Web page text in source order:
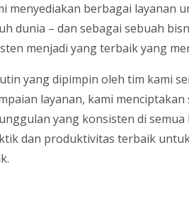
menyediakan berbagai layanan
dunia – dan sebagai sebuah
menjadi yang terbaik yang
yang dipimpin oleh tim kami
layanan, kami
yang konsisten di semua
dan produktivitas terbaik